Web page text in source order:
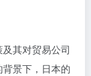
其对贸易公司
景下，日本的